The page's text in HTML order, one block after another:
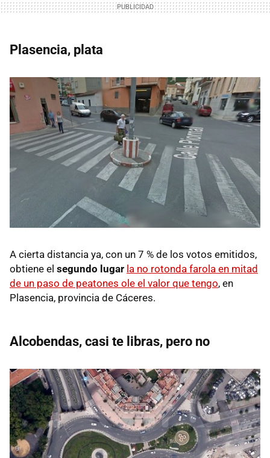
Plasencia, plata
A cierta distancia ya, con un 7 % de los votos emitidos,
obtiene el segundo lugar la no rotonda farola en mitad
de un paso de peatones ole el valor que tengo, en
Plasencia, provincia de Cáceres.
Alcobendas, casi te libras, pero no